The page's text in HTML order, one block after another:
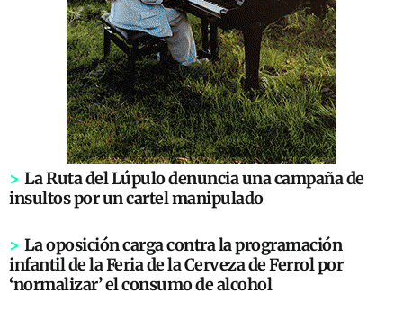
> La Ruta del Lúpulo denuncia una campaña de
insultos por un cartel manipulado
> La oposición carga contra la programación
infantil de la Feria de la Cerveza de Ferrol por
‘normalizar’ el consumo de alcohol